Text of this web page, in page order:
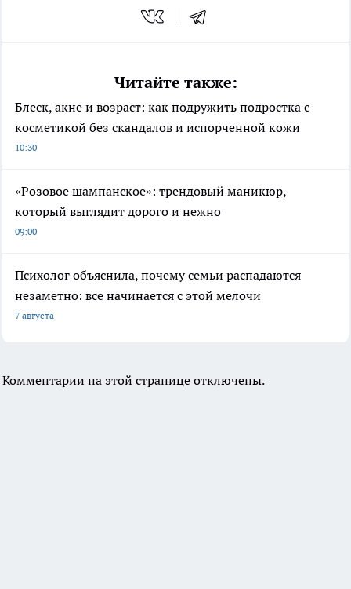
Читайте также:
Блеск, акне и возраст: как подружить подростка с
косметикой без скандалов и испорченной кожи
10:30
«Розовое шампанское»: трендовый маникюр,
который выглядит дорого и нежно
09:00
Психолог объяснила, почему семьи распадаются
незаметно: все начинается с этой мелочи
7 августа
Комментарии на этой странице отключены.